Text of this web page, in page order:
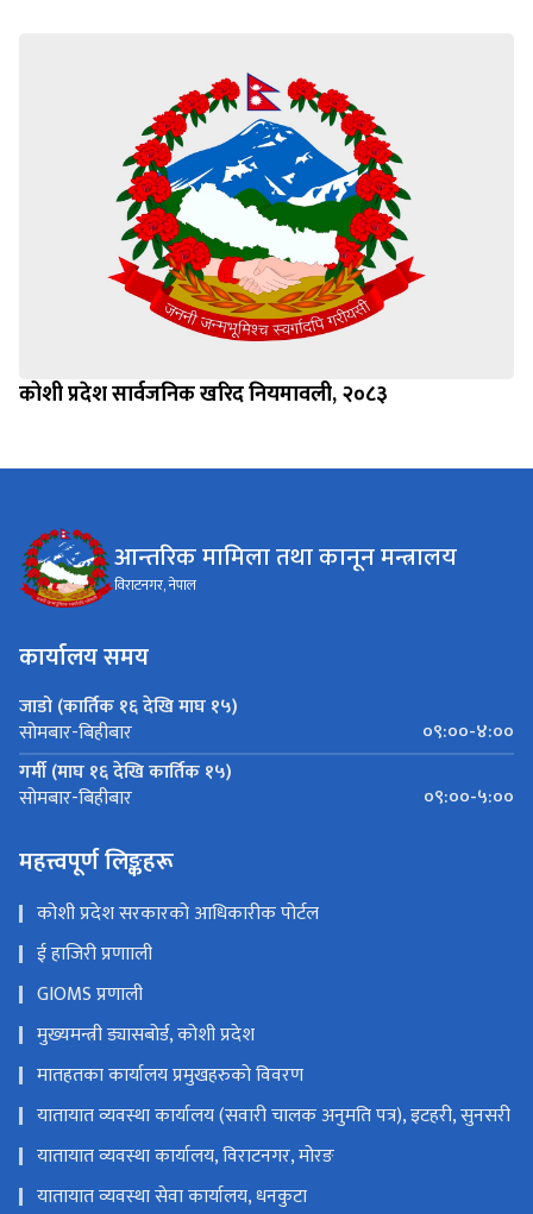
कोशी प्रदेश सार्वजनिक खरिद नियमावली, २०८३
आन्तरिक मामिला तथा कानून मन्त्रालय
विराटनगर, नेपाल
कार्यालय समय
जाडो (कार्तिक १६ देखि माघ १५)
सोमबार-बिहीबार
०९:००-४:००
गर्मी (माघ १६ देखि कार्तिक १५)
सोमबार-बिहीबार ०९:००-५:००
महत्त्वपूर्ण लिङ्कहरू
कोशी प्रदेश सरकारको आधिकारीक पोर्टल
ई हाजिरी प्रणााली
GIOMS प्रणाली
मुख्यमन्त्री ड्यासबोर्ड, कोशी प्रदेश
मातहतका कार्यालय प्रमुखहरुको विवरण
यातायात व्यवस्था कार्यालय (सवारी चालक अनुमति पत्र), इटहरी, सुनसरी
यातायात व्यवस्था कार्यालय, विराटनगर, मोरङ
यातायात व्यवस्था सेवा कार्यालय, धनकुटा